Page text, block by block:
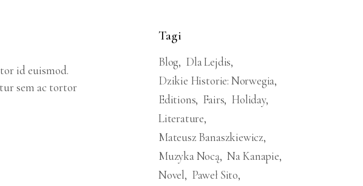
id euismod.
sem ac tortor
Tagi
Blog
Dla Lejdis
Dzikie Historie: Norwegia
Editions Fairs Holiday
Literature
Mateusz Banaszkiewicz
Muzyka Nocą Na Kanapie
Novel
Paweł Sito